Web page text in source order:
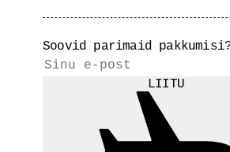
Soovid parimaid
LIITU